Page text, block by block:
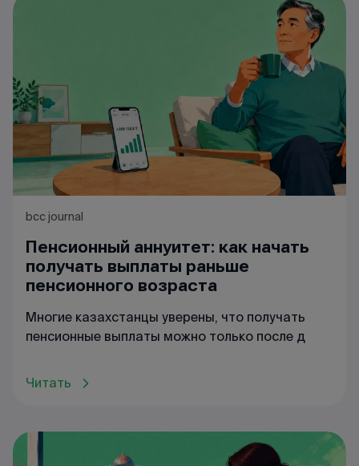
bcc journal
Пенсионный аннуитет: как начать
получать выплаты раньше
пенсионного возраста
Многие казахстанцы уверены, что получать
пенсионные выплаты можно только после д
Читать